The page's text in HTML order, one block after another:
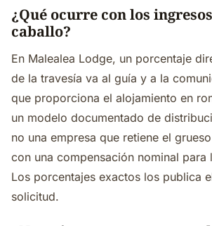
¿Qué ocurre con los
caballo?
En Malealea Lodge, un porcentaje
de la travesía va al guía y a la
que proporciona el alojamiento en
un modelo documentado de
no una empresa que retiene el
con una compensación nominal para
Los porcentajes exactos los publica
solicitud.